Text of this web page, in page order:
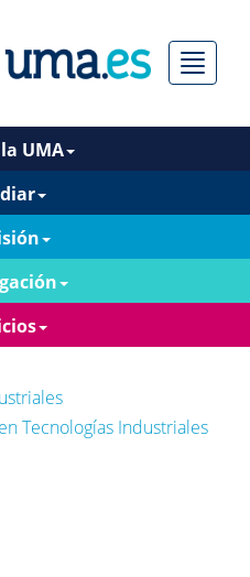
Menú
UMA
Tecnologías Industriales